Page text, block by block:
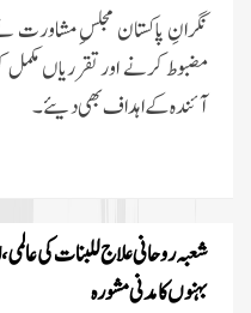
نگرانِ پاکستان مجلسِ مشاورت
مضبوط کرنے اور تقرریاں مکمل
آئندہ کے اہداف بھی دیئے ۔
شعبہ روحانی علاج للبناتکی
بہنوں کا مدنی مشورہ